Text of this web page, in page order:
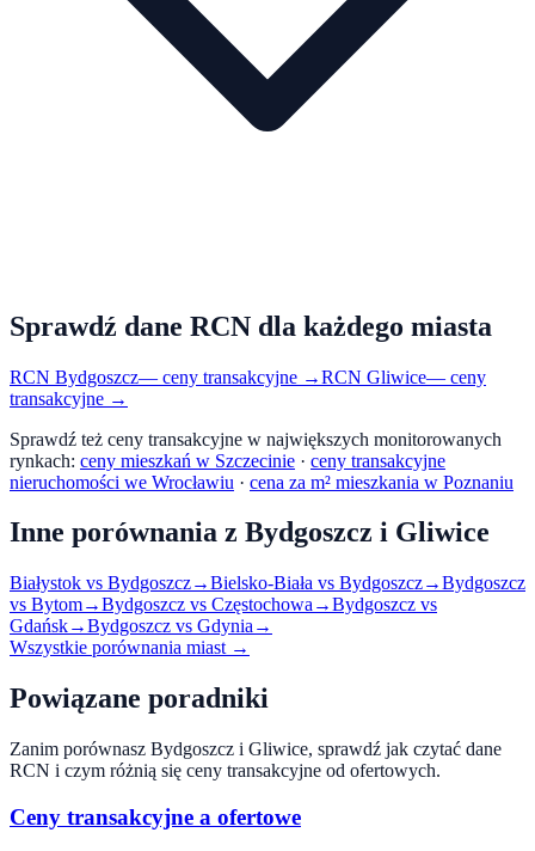
Sprawdź dane RCN dla każdego miasta
RCN Bydgoszcz— ceny transakcyjne →RCN Gliwice— ceny
transakcyjne →
Sprawdź też ceny transakcyjne w największych monitorowanych
rynkach: ceny mieszkań w Szczecinie · ceny transakcyjne
nieruchomości we Wrocławiu · cena za m² mieszkania w Poznaniu
Inne porównania z Bydgoszcz i Gliwice
Białystok vs Bydgoszcz→Bielsko-Biała vs Bydgoszcz→Bydgoszcz
vs Bytom→Bydgoszcz vs Częstochowa →Bydgoszcz vs
Gdańsk→Bydgoszcz vs Gdynia →
Wszystkie porównania miast →
Powiązane poradniki
Zanim porównasz Bydgoszcz i Gliwice, sprawdź jak czytać dane
RCN i czym różnią się ceny transakcyjne od ofertowych.
Ceny transakcyjne a ofertowe